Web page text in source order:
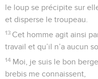
le loup se précipite sur
et disperse le troupeau.
13 Cet homme agit ainsi
travail et qu’il n’a aucun
14 Moi, je suis le bon
brebis me connaissent,